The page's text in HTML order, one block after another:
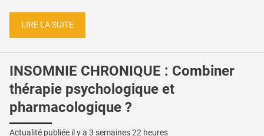
LIRE LA SUITE
INSOMNIE CHRONIQUE : Combiner
thérapie psychologique et
pharmacologique ?
Actualité publiée il y a 3 semaines 22 heures